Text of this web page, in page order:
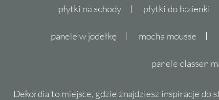
płytki na schody płytki do łazienki
panele w jodełkę mocha mousse
panele classen
Dekordia to miejsce, gdzie znajdziesz inspiracje do